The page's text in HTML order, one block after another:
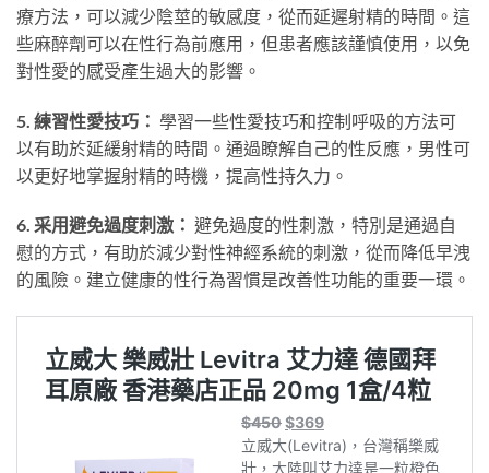
療方法，可以減少陰莖的敏感度，從而延遲射精的時間。這
些麻醉劑可以在性行為前應用，但患者應該謹慎使用，以免
對性愛的感受產生過大的影響。
5. 練習性愛技巧： 學習一些性愛技巧和控制呼吸的方法可
以有助於延緩射精的時間。通過瞭解自己的性反應，男性可
以更好地掌握射精的時機，提高性持久力。
6. 采用避免過度刺激： 避免過度的性刺激，特別是通過自
慰的方式，有助於減少對性神經系統的刺激，從而降低早洩
的風險。建立健康的性行為習慣是改善性功能的重要一環。